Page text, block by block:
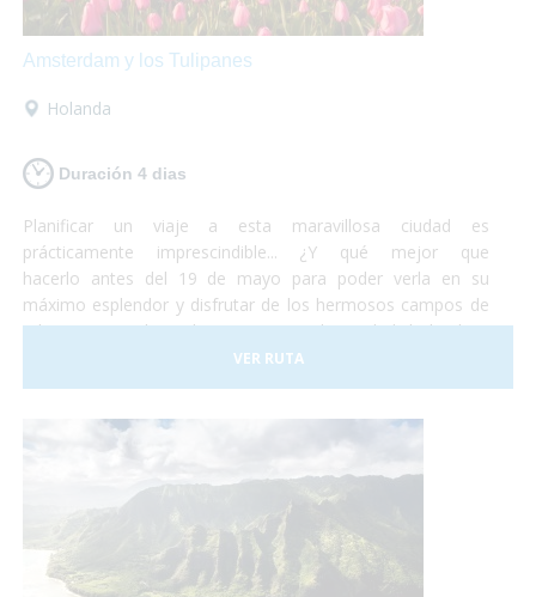
Amsterdam y los Tulipanes
Holanda
Duración 4 dias
Planificar un viaje a esta maravillosa ciudad es
prácticamente imprescindible... ¿Y qué mejor que
hacerlo antes del 19 de mayo para poder verla en su
máximo esplendor y disfrutar de los hermosos campos de
tulipanes que la rodean? Viajar a la ciudad holandesa
de Ámsterdam es posible para todo el mundo. Se trata de
una ciudad totalmente adaptada para personas con
dudes más y, ¡Planifica tu viaje a Ámsterdam!¡Antes de que
VER RUTA